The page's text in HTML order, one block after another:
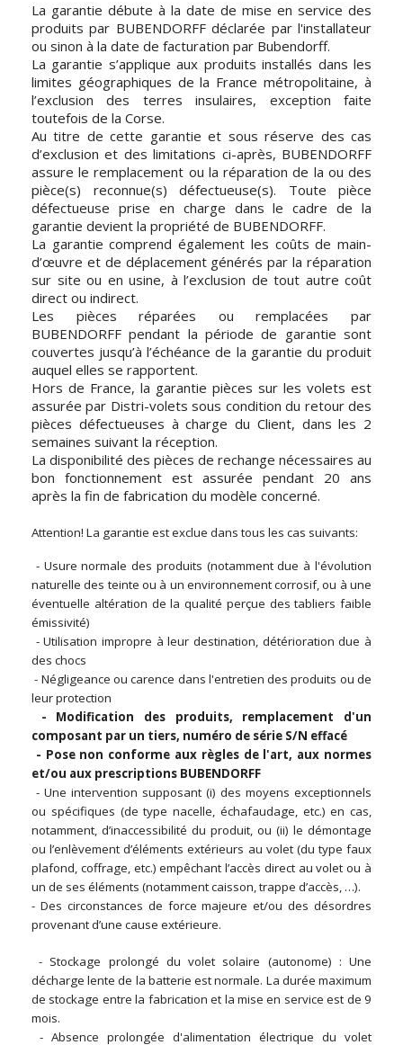
La garantie débute à la date de mise en service des
produits par BUBENDORFF déclarée par l'installateur
ou sinon à la date de facturation par Bubendorff.
La garantie s’applique aux produits installés dans les
limites géographiques de la France métropolitaine, à
l’exclusion des terres insulaires, exception faite
toutefois de la Corse.
Au titre de cette garantie et sous réserve des cas
d’exclusion et des limitations ci-après, BUBENDORFF
assure le remplacement ou la réparation de la ou des
pièce(s) reconnue(s) défectueuse(s). Toute pièce
défectueuse prise en charge dans le cadre de la
garantie devient la propriété de BUBENDORFF.
La garantie comprend également les coûts de main-
d’œuvre et de déplacement générés par la réparation
sur site ou en usine, à l’exclusion de tout autre coût
direct ou indirect.
Les pièces réparées ou remplacées par
BUBENDORFF pendant la période de garantie sont
couvertes jusqu’à l’échéance de la garantie du produit
auquel elles se rapportent.
Hors de France, la garantie pièces sur les volets est
assurée par Distri-volets sous condition du retour des
pièces défectueuses à charge du Client, dans les 2
semaines suivant la réception.
La disponibilité des pièces de rechange nécessaires au
bon fonctionnement est assurée pendant 20 ans
après la fin de fabrication du modèle concerné.
Attention! La garantie est exclue dans tous les cas suivants:
- Usure normale des produits (notamment due à l'évolution
naturelle des teinte ou à un environnement corrosif, ou à une
éventuelle altération de la qualité perçue des tabliers faible
émissivité)
- Utilisation impropre à leur destination, détérioration due à
des chocs
- Négligeance ou carence dans l'entretien des produits ou de
leur protection
- Modification des produits, remplacement d'un
composant par un tiers, numéro de série S/N effacé
- Pose non conforme aux règles de l'art, aux normes
et/ou aux prescriptions BUBENDORFF
- Une intervention supposant (i) des moyens exceptionnels
ou spécifiques (de type nacelle, échafaudage, etc.) en cas,
notamment, d’inaccessibilité du produit, ou (ii) le démontage
ou l’enlèvement d’éléments extérieurs au volet (du type faux
plafond, coffrage, etc.) empêchant l’accès direct au volet ou à
un de ses éléments (notamment caisson, trappe d’accès, …).
- Des circonstances de force majeure et/ou des désordres
provenant d’une cause extérieure.
- Stockage prolongé du volet solaire (autonome) : Une
décharge lente de la batterie est normale. La durée maximum
de stockage entre la fabrication et la mise en service est de 9
mois.
- Absence prolongée d'alimentation électrique du volet